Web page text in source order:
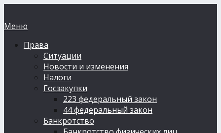
Меню
Права
Ситуации
Новости и изменения
Налоги
Госзакупки
223 федеральный закон
44 федеральный закон
Банкротство